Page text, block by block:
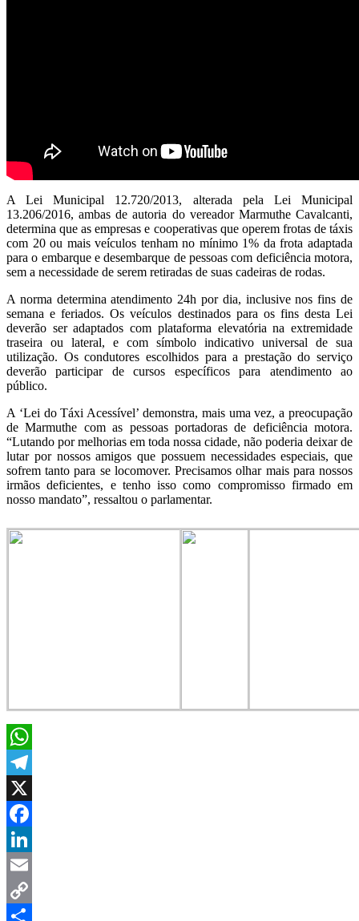
A Lei Municipal 12.720/2013, alterada pela Lei Municipal
13.206/2016, ambas de autoria do vereador Marmuthe Cavalcanti,
determina que as empresas e cooperativas que operem frotas de táxis
com 20 ou mais veículos tenham no mínimo 1% da frota adaptada
para o embarque e desembarque de pessoas com deficiência motora,
sem a necessidade de serem retiradas de suas cadeiras de rodas.
A norma determina atendimento 24h por dia, inclusive nos fins de
semana e feriados. Os veículos destinados para os fins desta Lei
deverão ser adaptados com plataforma elevatória na extremidade
traseira ou lateral, e com símbolo indicativo universal de sua
utilização. Os condutores escolhidos para a prestação do serviço
deverão participar de cursos específicos para atendimento ao
público.
A ‘Lei do Táxi Acessível’ demonstra, mais uma vez, a preocupação
de Marmuthe com as pessoas portadoras de deficiência motora.
“Lutando por melhorias em toda nossa cidade, não poderia deixar de
lutar por nossos amigos que possuem necessidades especiais, que
sofrem tanto para se locomover. Precisamos olhar mais para nossos
irmãos deficientes, e tenho isso como compromisso firmado em
nosso mandato”, ressaltou o parlamentar.
WhatsApp
Telegram
X
Facebook
LinkedIn
Email
Copy